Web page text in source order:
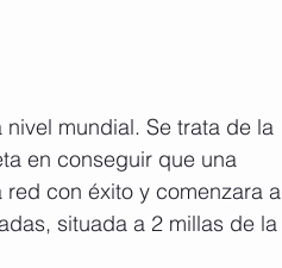
mundial. Se trata de la
en conseguir que una
con éxito y comenzara a
situada a 2 millas de la